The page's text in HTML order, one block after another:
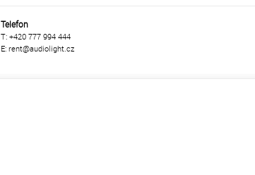
Telefon
T: +420 777 994 444
E: rent@audiolight.cz